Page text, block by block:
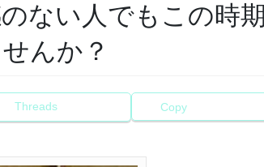
ない人でもこの時期
んか？
Threads Copy